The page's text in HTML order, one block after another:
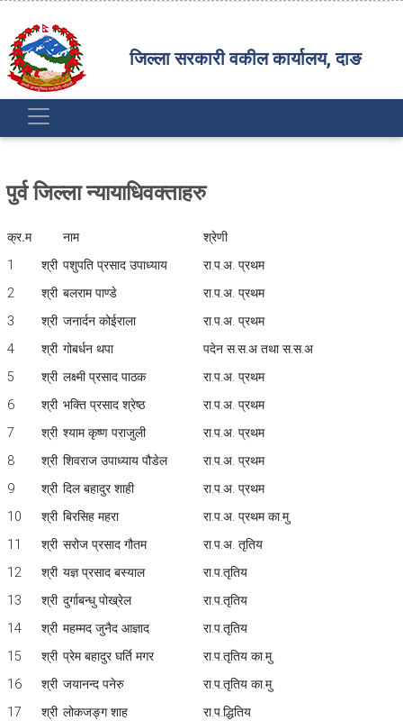
जिल्ला सरकारी वकील कार्यालय, दाङ
पुर्व जिल्ला न्यायाधिवक्ताहरु
क्र.म नाम
श्रेणी
1
श्री पशुपति प्रसाद उपाध्याय
रा.प.अ. प्रथम
2
श्री बलराम पाण्डे
रा.प.अ. प्रथम
3
श्री जनार्दन कोईराला
रा.प.अ. प्रथम
4
श्री गोबर्धन थपा
पदेन स.स.अ तथा स.स.अ
5
श्री लक्ष्मी प्रसाद पाठक
रा.प.अ. प्रथम
6
श्री भक्ति प्रसाद श्रेष्ठ
रा.प.अ. प्रथम
7
श्री श्याम कृष्ण पराजुली
रा.प.अ. प्रथम
8
श्री शिवराज उपाध्याय पौडेल
रा.प.अ. प्रथम
9
श्री दिल बहादुर शाही
रा.प.अ. प्रथम
10
श्री बिरसिह महरा
रा.प.अ. प्रथम का.मु
11
श्री सरोज प्रसाद गौतम
रा.प.अ. तृतिय
12
श्री यज्ञ प्रसाद बस्याल
रा.प.तृतिय
13
श्री दुर्गाबन्धु पोख्रेल
रा.प.तृतिय
14
श्री महम्मद जुनैद आज्ञाद
रा.प.तृतिय
15
श्री प्रेम बहादुर घर्ति मगर
रा.प.तृतिय का.मु
16
श्री जयानन्द पनेरु
रा.प.तृतिय का.मु
17
श्री लोकजङ्ग शाह
रा.प.द्धितिय